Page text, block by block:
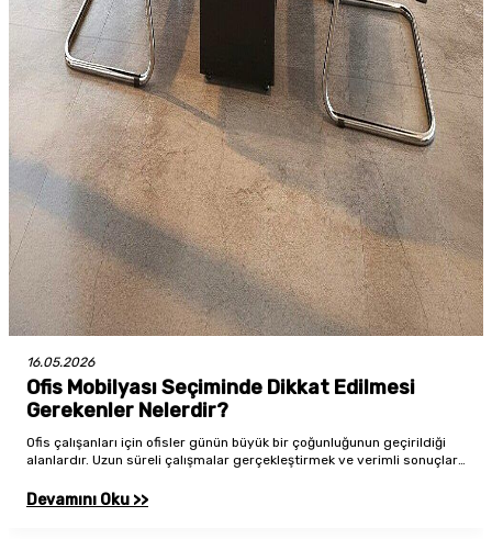
16.05.2026
Ofis Mobilyası Seçiminde Dikkat Edilmesi
Gerekenler Nelerdir?
Ofis çalışanları için ofisler günün büyük bir çoğunluğunun geçirildiği
alanlardır. Uzun süreli çalışmalar gerçekleştirmek ve verimli sonuçlar
doğrultuda seçim yaparken özellikle değerlendirilebilecek önemli
noktaları birlikte inceleyelim.
Devamını Oku >>